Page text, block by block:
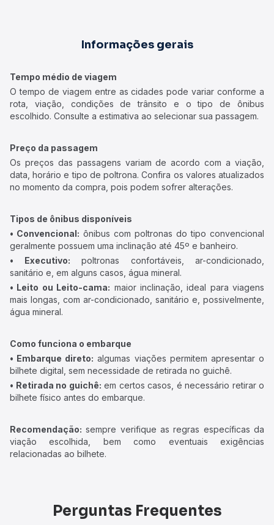
Informações gerais
Tempo médio de viagem
O tempo de viagem entre as cidades pode variar conforme a
rota, viação, condições de trânsito e o tipo de ônibus
escolhido. Consulte a estimativa ao selecionar sua passagem.
Preço da passagem
Os preços das passagens variam de acordo com a viação,
data, horário e tipo de poltrona. Confira os valores atualizados
no momento da compra, pois podem sofrer alterações.
Tipos de ônibus disponíveis
• Convencional: ônibus com poltronas do tipo convencional
geralmente possuem uma inclinação até 45º e banheiro.
• Executivo: poltronas confortáveis, ar-condicionado,
sanitário e, em alguns casos, água mineral.
• Leito ou Leito-cama: maior inclinação, ideal para viagens
mais longas, com ar-condicionado, sanitário e, possivelmente,
água mineral.
Como funciona o embarque
• Embarque direto: algumas viações permitem apresentar o
bilhete digital, sem necessidade de retirada no guichê.
• Retirada no guichê: em certos casos, é necessário retirar o
bilhete físico antes do embarque.
Recomendação: sempre verifique as regras específicas da
viação escolhida, bem como eventuais exigências
relacionadas ao bilhete.
Perguntas Frequentes